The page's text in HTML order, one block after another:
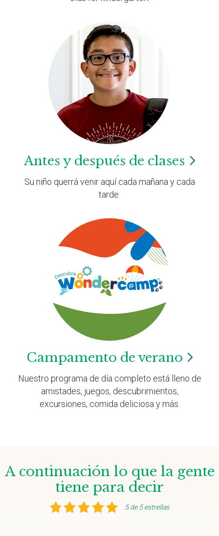
Antes y después de clases
Su niño querrá venir aquí cada mañana y cada
tarde.
Campamento deverano
Nuestro programa de día completo está lleno de
amistades, juegos, descubrimientos,
excursiones, comida deliciosa y más.
A continuación lo que la gente
tiene para decir
5 de 5 estrellas